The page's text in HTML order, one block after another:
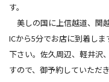
す。
美しの国に上信越道、関
ICから5分でお店に到着し
下さい。佐久周辺、軽井沢
すので、御予約していただ